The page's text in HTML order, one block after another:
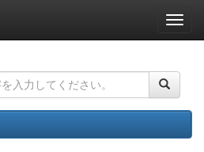
ナ
ビ
ー
ョ
ン